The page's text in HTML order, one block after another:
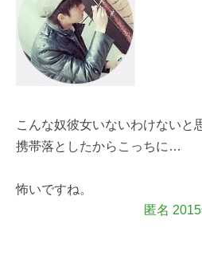
こんな奴彼女いないわけないと
携帯落としたからこっちに…
怖いですね。
匿名